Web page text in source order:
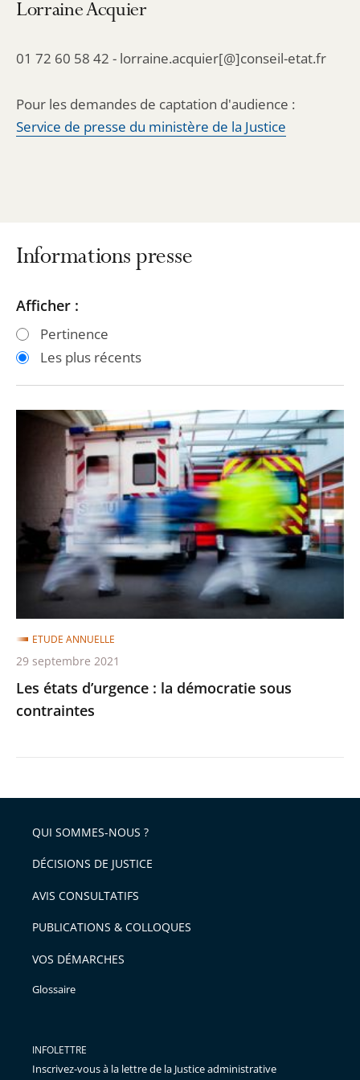
Lorraine Acquier
01 72 60 58 42 - lorraine.acquier[@]conseil-etat.fr
Pour les demandes de captation d'audience :
Service de presse du ministère de la Justice
Informations presse
Passer
les
filtres
après
Passer
les
filtres
avant
Afficher :
Pertinence
Les plus récents
d’urgence
démocratie
contraintes
Les états d’urgence : la démocratie sous
contraintes
ETUDE ANNUELLE
29 septembre 2021
QUI SOMMES-NOUS ?
DÉCISIONS DE JUSTICE
AVIS CONSULTATIFS
PUBLICATIONS & COLLOQUES
VOS DÉMARCHES
Glossaire
INFOLETTRE
Inscrivez-vous à la lettre de la Justice administrative